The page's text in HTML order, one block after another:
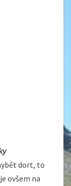
dort, to
ovšem na